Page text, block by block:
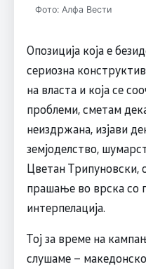
Фото: Алфа Вести
Опозиција која е
сериозна
на власта и која се
проблеми, сметам
неиздржана, изјави
земјоделство,
Цветан Трипуновски,
прашање во врска со
интерпелација.
Тој за време на
слушаме – македонско